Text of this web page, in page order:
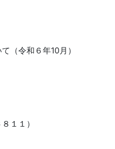
（令和６年10月）
１１）